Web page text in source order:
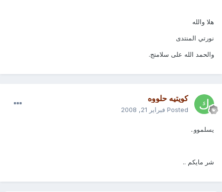
هلا والله
نورتي المنتدى
والحمد الله على سلامتج.
كويتيه حلووه
Posted فبراير 21, 2008
يسلموو..
شر مايكم ..